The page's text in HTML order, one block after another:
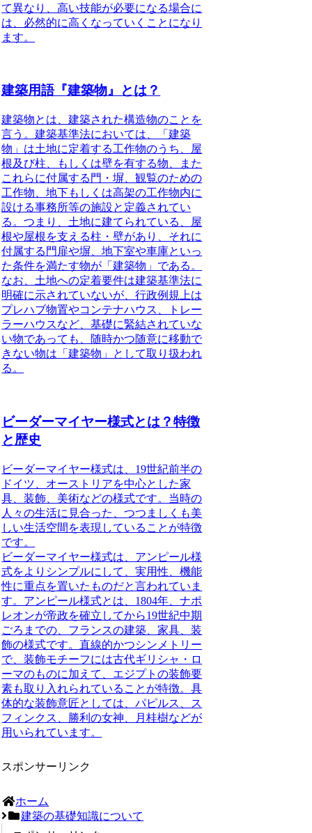
て異なり、高い技能が必要になる場合に
は、必然的に高くなっていくことになり
ます。
建築用語『建築物』とは？
建築物とは 、建築された構造物のことを
言う。建築基準法においては、
「建築
物」は土地に定着する工作物のうち、屋
根及び柱、もしくは壁を有する物、また
これらに付属する門・塀、観覧のための
工作物、地下もしくは高架の工作物内に
設ける事務所等の施設と定義されてい
る 。つまり、土地に建てられている、屋
根や屋根を支える柱・壁があり、それに
付属する門扉や塀、地下室や車庫といっ
た条件を満たす物が「建築物」である。
なお、土地への定着要件は建築基準法に
明確に示されていないが、行政例規上は
プレハブ物置やコンテナハウス、トレー
ラーハウスなど、基礎に緊結されていな
い物であっても、随時かつ随意に移動で
きない物は「建築物」として取り扱われ
る。
ビーダーマイヤー様式とは？特徴
と歴史
ビーダーマイヤー様式は、19世紀前半の
ドイツ、オーストリアを中心とした家
具、装飾、美術などの様式です。当時の
人々の生活に見合った、つつましくも美
しい生活空間を表現していることが特徴
です。
ビーダーマイヤー様式は、アンピール様
式をよりシンプルにして、実用性、機能
性に重点を置いたものだと言われていま
す。アンピール様式とは、1804年、ナポ
レオンが帝政を確立してから19世紀中期
ごろまでの、フランスの建築、家具、装
飾の様式です。直線的かつシンメトリー
で、装飾モチーフには古代ギリシャ・ロ
ーマのものに加えて、エジプトの装飾要
素も取り入れられていることが特徴。具
体的な装飾意匠としては、パピルス、ス
フィンクス、勝利の女神、月桂樹などが
用いられています。
スポンサーリンク
ホーム
建築の基礎知識について